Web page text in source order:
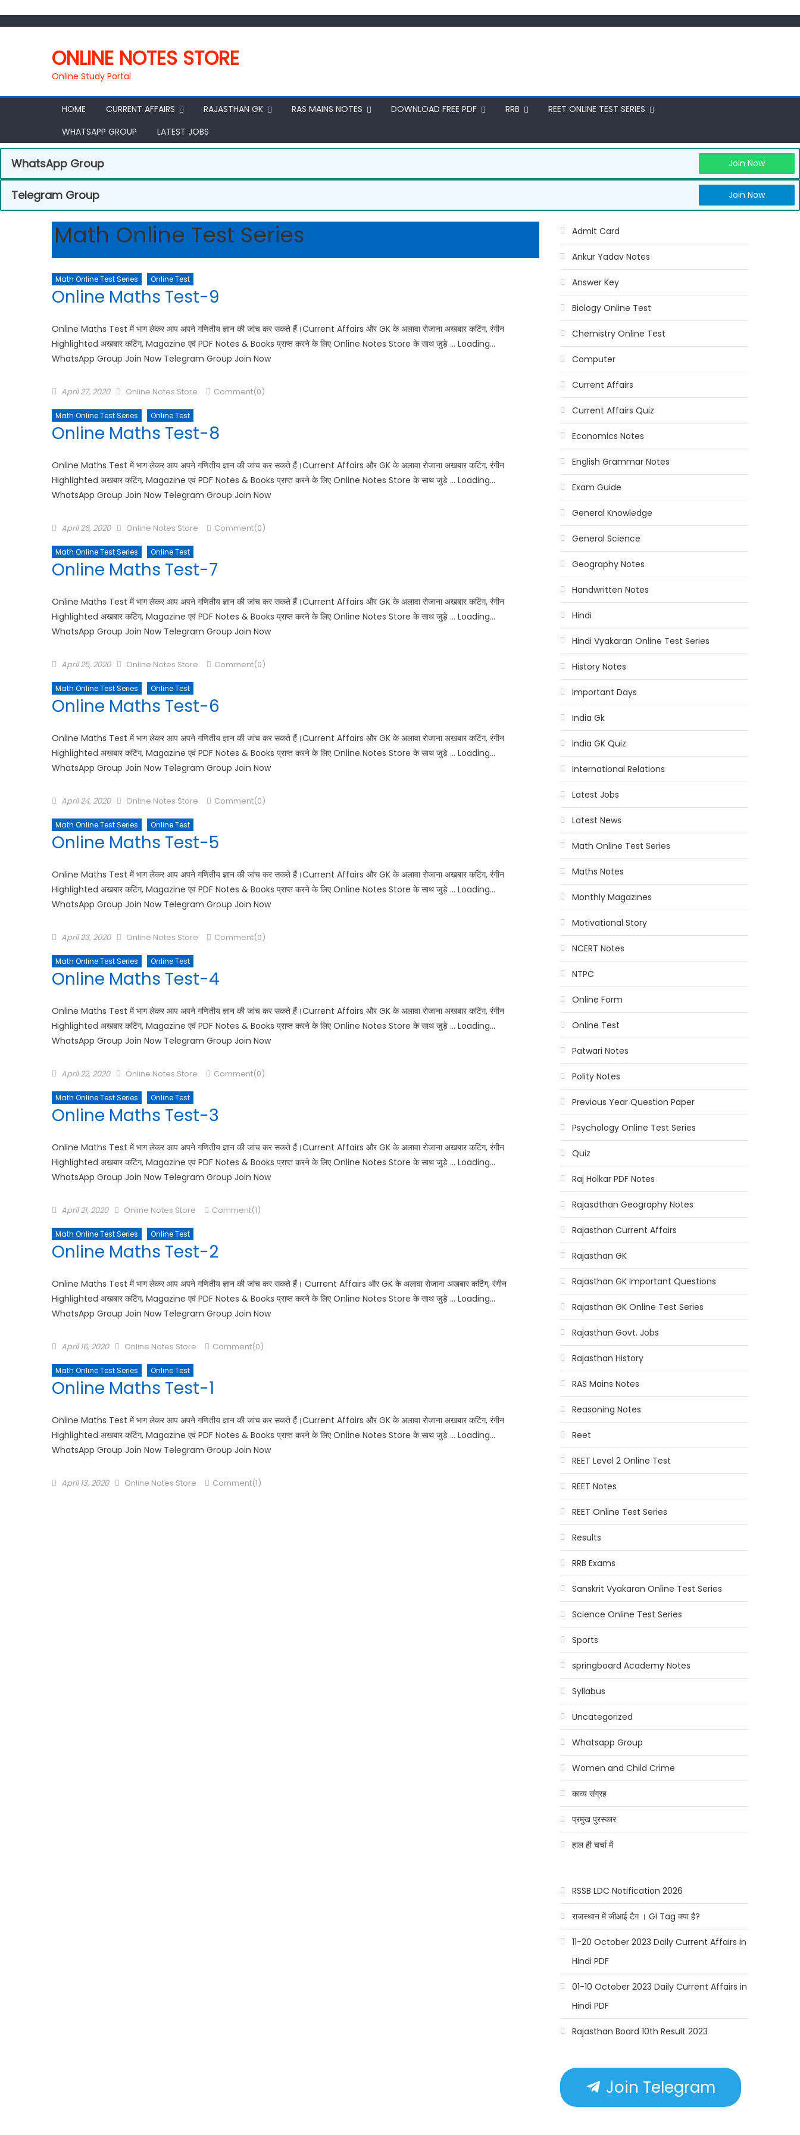
ONLINE NOTES STORE
Online Study Portal
HOME CURRENT AFFAIRS RAJASTHAN GK RAS MAINS NOTES DOWNLOAD FREE PDF RRB
REET ONLINE TEST SERIES
WHATSAPP GROUP
LATEST JOBS
WhatsApp Group Join Now
Telegram Group Join Now
Math Online Test Series
Math Online Test Series Online Test
Online Maths Test-9
Online Maths Test में भाग लेकर आप अपने गणितीय ज्ञान की जांच कर सकते हैं।Current Affairs और GK के अलावा रोजाना अखबार कटिंग, रंगीन
Highlighted अखबार कटिंग, Magazine एवं PDF Notes & Books प्राप्त करने के लिए Online Notes Store के साथ जुड़े … Loading…
WhatsApp Group Join Now Telegram Group Join Now
April 27, 2020 Online Notes Store Comment(0)
Math Online Test Series Online Test
Online Maths Test-8
Online Maths Test में भाग लेकर आप अपने गणितीय ज्ञान की जांच कर सकते हैं।Current Affairs और GK के अलावा रोजाना अखबार कटिंग, रंगीन
Highlighted अखबार कटिंग, Magazine एवं PDF Notes & Books प्राप्त करने के लिए Online Notes Store के साथ जुड़े … Loading…
WhatsApp Group Join Now Telegram Group Join Now
April 26, 2020 Online Notes Store Comment(0)
Math Online Test Series Online Test
Online Maths Test-7
Online Maths Test में भाग लेकर आप अपने गणितीय ज्ञान की जांच कर सकते हैं।Current Affairs और GK के अलावा रोजाना अखबार कटिंग, रंगीन
Highlighted अखबार कटिंग, Magazine एवं PDF Notes & Books प्राप्त करने के लिए Online Notes Store के साथ जुड़े … Loading…
WhatsApp Group Join Now Telegram Group Join Now
April 25, 2020 Online Notes Store Comment(0)
Math Online Test Series Online Test
Online Maths Test-6
Online Maths Test में भाग लेकर आप अपने गणितीय ज्ञान की जांच कर सकते हैं।Current Affairs और GK के अलावा रोजाना अखबार कटिंग, रंगीन
Highlighted अखबार कटिंग, Magazine एवं PDF Notes & Books प्राप्त करने के लिए Online Notes Store के साथ जुड़े … Loading…
WhatsApp Group Join Now Telegram Group Join Now
April 24, 2020 Online Notes Store Comment(0)
Math Online Test Series Online Test
Online Maths Test-5
Online Maths Test में भाग लेकर आप अपने गणितीय ज्ञान की जांच कर सकते हैं।Current Affairs और GK के अलावा रोजाना अखबार कटिंग, रंगीन
Highlighted अखबार कटिंग, Magazine एवं PDF Notes & Books प्राप्त करने के लिए Online Notes Store के साथ जुड़े … Loading…
WhatsApp Group Join Now Telegram Group Join Now
April 23, 2020 Online Notes Store Comment(0)
Math Online Test Series Online Test
Online Maths Test-4
Online Maths Test में भाग लेकर आप अपने गणितीय ज्ञान की जांच कर सकते हैं।Current Affairs और GK के अलावा रोजाना अखबार कटिंग, रंगीन
Highlighted अखबार कटिंग, Magazine एवं PDF Notes & Books प्राप्त करने के लिए Online Notes Store के साथ जुड़े … Loading…
WhatsApp Group Join Now Telegram Group Join Now
April 22, 2020 Online Notes Store Comment(0)
Math Online Test Series Online Test
Online Maths Test-3
Online Maths Test में भाग लेकर आप अपने गणितीय ज्ञान की जांच कर सकते हैं।Current Affairs और GK के अलावा रोजाना अखबार कटिंग, रंगीन
Highlighted अखबार कटिंग, Magazine एवं PDF Notes & Books प्राप्त करने के लिए Online Notes Store के साथ जुड़े … Loading…
WhatsApp Group Join Now Telegram Group Join Now
April 21, 2020 Online Notes Store Comment(1)
Math Online Test Series Online Test
Online Maths Test-2
Online Maths Test में भाग लेकर आप अपने गणितीय ज्ञान की जांच कर सकते हैं। Current Affairs और GK के अलावा रोजाना अखबार कटिंग, रंगीन
Highlighted अखबार कटिंग, Magazine एवं PDF Notes & Books प्राप्त करने के लिए Online Notes Store के साथ जुड़े … Loading…
WhatsApp Group Join Now Telegram Group Join Now
April 16, 2020 Online Notes Store Comment(0)
Math Online Test Series Online Test
Online Maths Test-1
Online Maths Test में भाग लेकर आप अपने गणितीय ज्ञान की जांच कर सकते हैं।Current Affairs और GK के अलावा रोजाना अखबार कटिंग, रंगीन
Highlighted अखबार कटिंग, Magazine एवं PDF Notes & Books प्राप्त करने के लिए Online Notes Store के साथ जुड़े … Loading…
WhatsApp Group Join Now Telegram Group Join Now
April 13, 2020 Online Notes Store Comment(1)
Admit Card
Ankur Yadav Notes
Answer Key
Biology Online Test
Chemistry Online Test
Computer
Current Affairs
Current Affairs Quiz
Economics Notes
English Grammar Notes
Exam Guide
General Knowledge
General Science
Geography Notes
Handwritten Notes
Hindi
Hindi Vyakaran Online Test Series
History Notes
Important Days
India Gk
India GK Quiz
International Relations
Latest Jobs
Latest News
Math Online Test Series
Maths Notes
Monthly Magazines
Motivational Story
NCERT Notes
NTPC
Online Form
Online Test
Patwari Notes
Polity Notes
Previous Year Question Paper
Psychology Online Test Series
Quiz
Raj Holkar PDF Notes
Rajasdthan Geography Notes
Rajasthan Current Affairs
Rajasthan GK
Rajasthan GK Important Questions
Rajasthan GK Online Test Series
Rajasthan Govt. Jobs
Rajasthan History
RAS Mains Notes
Reasoning Notes
Reet
REET Level 2 Online Test
REET Notes
REET Online Test Series
Results
RRB Exams
Sanskrit Vyakaran Online Test Series
Science Online Test Series
Sports
springboard Academy Notes
Syllabus
Uncategorized
Whatsapp Group
Women and Child Crime
काव्य संग्रह
प्रमुख पुरस्कार
हाल ही चर्चा में
RSSB LDC Notification 2026
राजस्थान में जीआई टैग । GI Tag क्या है?
11-20 October 2023 Daily Current Affairs in
Hindi PDF
01-10 October 2023 Daily Current Affairs in
Hindi PDF
Rajasthan Board 10th Result 2023
Join Telegram